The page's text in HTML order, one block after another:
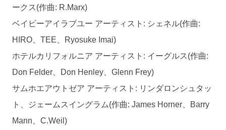
ークス(作曲: R.Marx)
ベイビーアイラブユー アーティスト: シェネル(作曲:
HIRO、TEE、Ryosuke Imai)
ホテルカリフォルニア アーティスト: イーグルス(作曲:
Don Felder、Don Henley、Glenn Frey)
サムホエアウトゼア アーティスト: リンダロンシュタッ
ト、ジェームスイングラム(作曲: James Horner、Barry
Mann、C.Weil)